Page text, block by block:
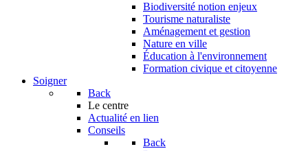
Biodiversité notion enjeux
Tourisme naturaliste
Aménagement et gestion
Nature en ville
Éducation à l'environnement
Formation civique et citoyenne
Soigner
Back
Le centre
Actualité en lien
Conseils
Back